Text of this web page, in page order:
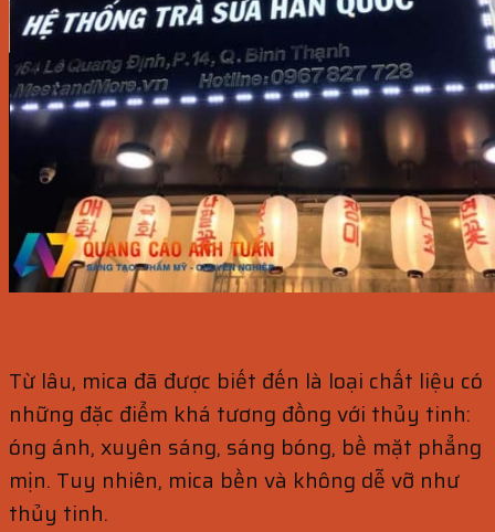
Từ lâu, mica đã được biết đến là loại chất liệu có
những đặc điểm khá tương đồng với thủy tinh:
óng ánh, xuyên sáng, sáng bóng, bề mặt phẳng
mịn. Tuy nhiên, mica bền và không dễ vỡ như
thủy tinh.